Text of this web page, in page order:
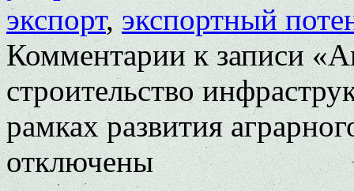
экспорт,экспортный
Комментариик записи
строительство
рамках развития
отключены